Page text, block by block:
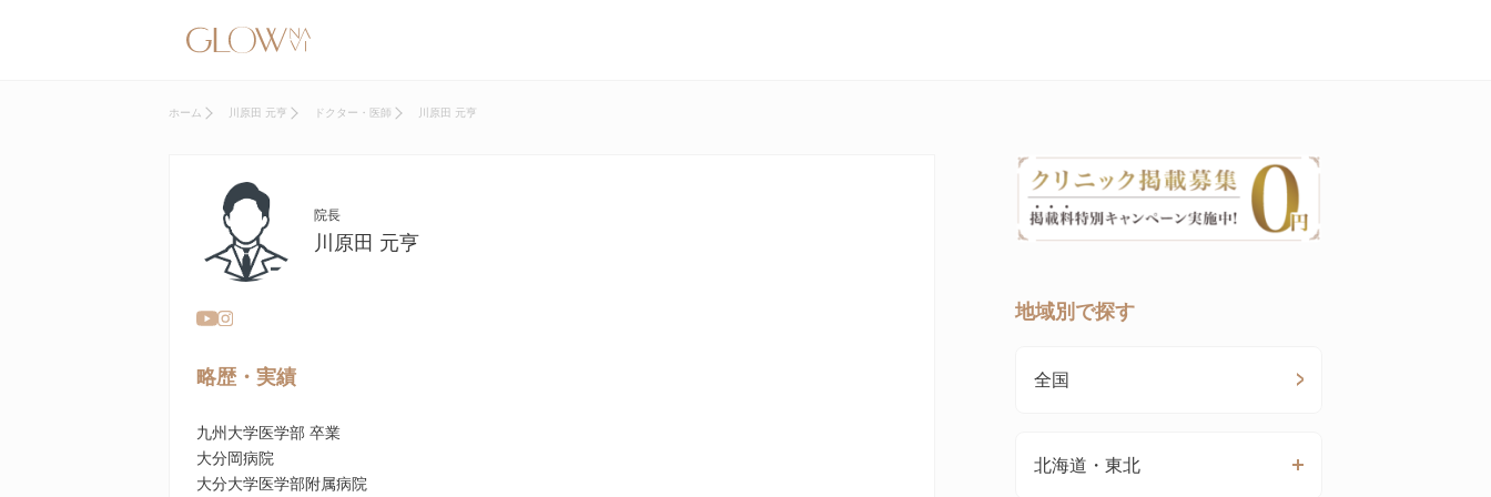
ホーム 川原田 元亨 ドクター・医師 川原田 元亨
院長
川原田 元亨
略歴・実績
九州大学医学部 卒業
大分岡病院
大分大学医学部附属病院
地域別で探す
全国
北海道・東北